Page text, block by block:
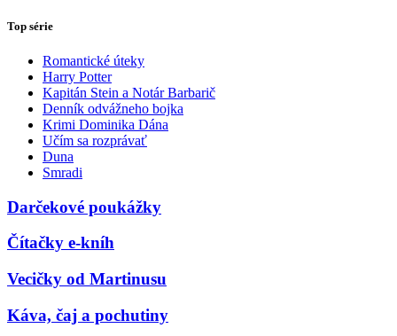
Top série
Romantické úteky
Harry Potter
Kapitán Stein a Notár Barbarič
Denník odvážneho bojka
Krimi Dominika Dána
Učím sa rozprávať
Duna
Smradi
Darčekové poukážky
Čítačky e-kníh
Vecičky od Martinusu
Káva, čaj a pochutiny